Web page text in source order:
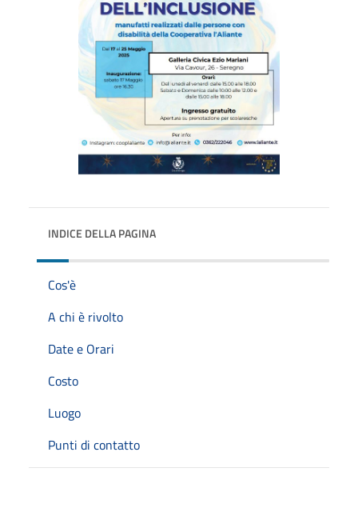
INDICE DELLA PAGINA
Cos'è
A chi è rivolto
Date e Orari
Costo
Luogo
Punti di contatto